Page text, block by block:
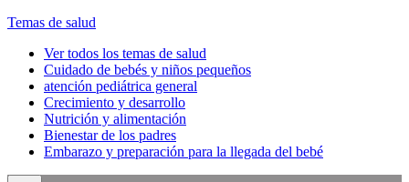
Temas de salud
Ver todos los temas de salud
Cuidado de bebés y niños pequeños
atención pediátrica general
Crecimiento y desarrollo
Nutrición y alimentación
Bienestar de los padres
Embarazo y preparación para la llegada del bebé